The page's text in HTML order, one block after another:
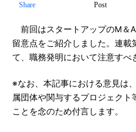
Share Post
前回はスタートアップのM＆
留意点をご紹介しました。連載
て、職務発明において注意すべ
※なお、本記事における意見は
属団体や関与するプロジェク
ことを念のため付言します。